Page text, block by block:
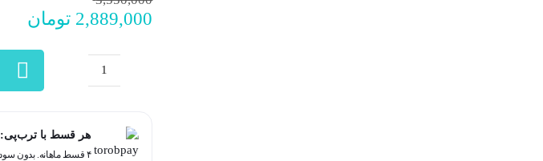
اصلی:
3,550,000 تومان
2,889,000 تومان
فعلی:
105
هر قسط با ترب‌پی:
۴ قسط ماهانه. بدون سود، چک و ضامن.